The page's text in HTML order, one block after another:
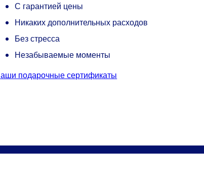
С гарантией цены
Никаких дополнительных расходов
Без стресса
Незабываемые моменты
наши подарочные сертификаты